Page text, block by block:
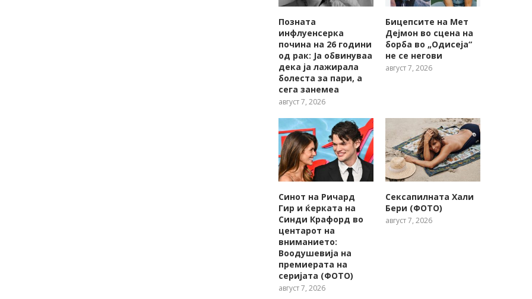
Позната
инфлуенсерка
почина на 26 години
од рак: Ја обвинуваа
дека ја лажирала
болеста за пари, а
сега занемеа
август 7, 2026
Бицепсите на Мет
Дејмон во сцена на
борба во „Одисеја“
не се негови
август 7, 2026
Синот на Ричард
Гир и ќерката на
Синди Крафорд во
центарот на
вниманието:
Воодушевија на
премиерата на
серијата (ФОТО)
август 7, 2026
Сексапилната Хали
Бери (ФОТО)
август 7, 2026